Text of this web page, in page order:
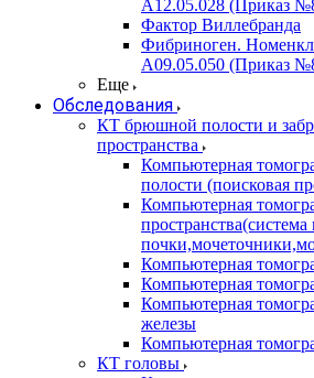
A12.05.028 (Приказ
Фактор Виллебранда
Фибриноген.
A09.05.050 (Приказ
Еще
Обследования
КТ брюшной полости и
пространства
Компьютерная
полости (поисковая
Компьютерная
Компьютерная
Компьютерная
Компьютерная
железы
Компьютерная
КТ головы